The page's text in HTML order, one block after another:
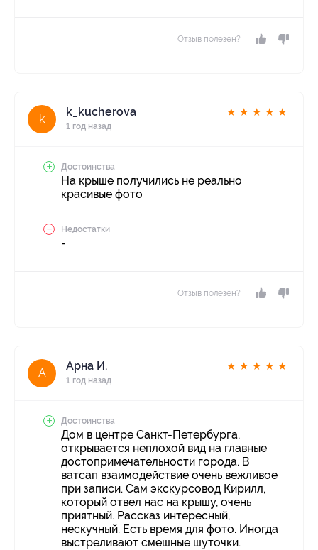
Отзыв полезен?
k
k_kucherova
1 год назад
★ ★ ★ ★ ★
Достоинства
На крыше получились не реально
красивые фото
Недостатки
-
Отзыв полезен?
А
Арна И.
1 год назад
★ ★ ★ ★ ★
Достоинства
Дом в центре Санкт-Петербурга,
открывается неплохой вид на главные
достопримечательности города. В
ватсап взаимодействие очень вежливое
при записи. Сам экскурсовод Кирилл,
который отвел нас на крышу, очень
приятный. Рассказ интересный,
нескучный. Есть время для фото. Иногда
выстреливают смешные шуточки.